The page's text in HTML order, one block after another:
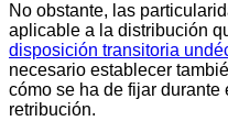
No obstante, las
aplicable a la distribución
disposición transitoria
necesario establecer
cómo se ha de fijar durante
retribución.